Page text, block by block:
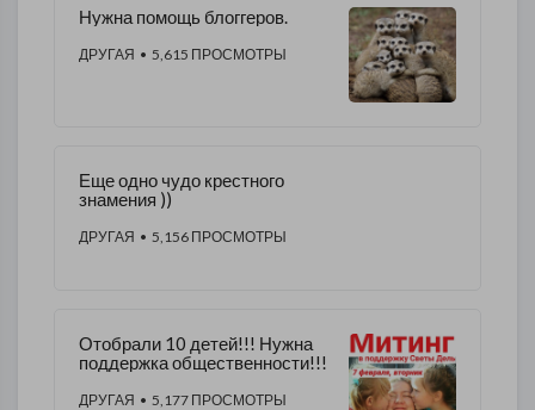
Нужна помощь блоггеров.
ДРУГАЯ • 5,615 ПРОСМОТРЫ
Еще одно чудо крестного
знамения ))
ДРУГАЯ • 5,156 ПРОСМОТРЫ
​Отобрали 10 детей!!! Нужна
поддержка общественности!!!
ДРУГАЯ • 5,177 ПРОСМОТРЫ